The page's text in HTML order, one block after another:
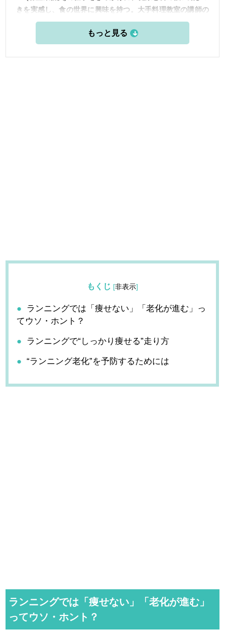
きを実感し、食の世界に興味を持つ。大手料理教室の講師の
経験を経て、栄養士を目指すことに。栄養士免許を取得後の
現在は、現役CAとして世界中を飛び回りながら、栄養士と
もくじ [非表示]
ランニングでは「痩せない」「老化が進む」っ
てウソ・ホント？
ランニングで“しっかり痩せる”走り方
“ランニング老化”を予防するためには
ランニングでは「痩せない」「老化が進む」
ってウソ・ホント？